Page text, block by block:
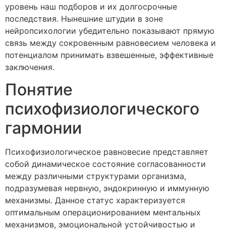
уровень наш подборов и их долгосрочные
последствия. Нынешние штудии в зоне
нейропсихологии убедительно показывают прямую
связь между сокровенным равновесием человека и
потенциалом принимать взвешенные, эффективные
заключения.
Понятие
психофизиологического
гармонии
Психофизиологическое равновесие представляет
собой динамическое состояние согласованности
между различными структурами организма,
подразумевая нервную, эндокринную и иммунную
механизмы. Данное статус характеризуется
оптимальным операционированием ментальных
механизмов, эмоциональной устойчивостью и